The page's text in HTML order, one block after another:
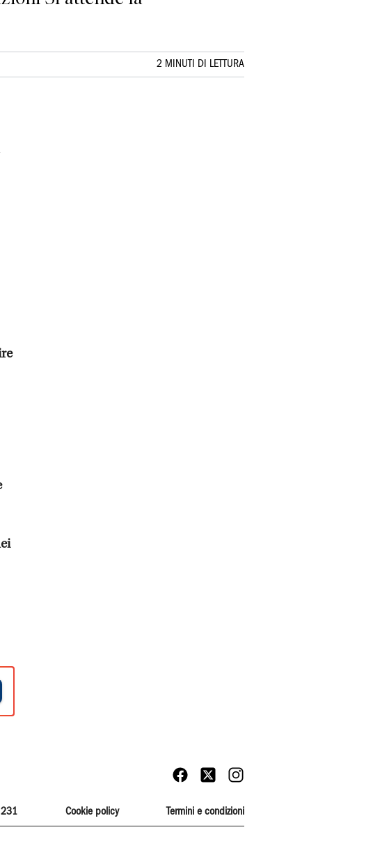
2 MINUTI DI LETTURA
231 Cookie policy Termini e condizioni